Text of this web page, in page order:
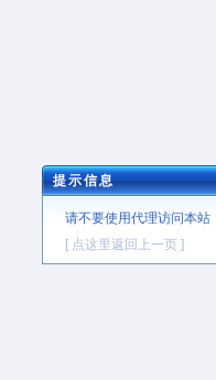
提示信息
请不要使用代理访问本站
[ 点这里返回上一页 ]